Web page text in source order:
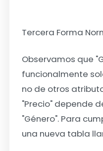
Tercera Forma
Observamos que
funcionalmente
no de otros
"Precio" depende
"Género". Para
una nueva tabla